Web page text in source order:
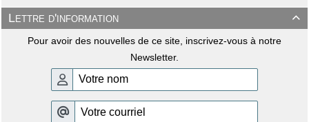

Lettre d'information
Pour avoir des nouvelles de ce site, inscrivez-vous à notre
Newsletter.